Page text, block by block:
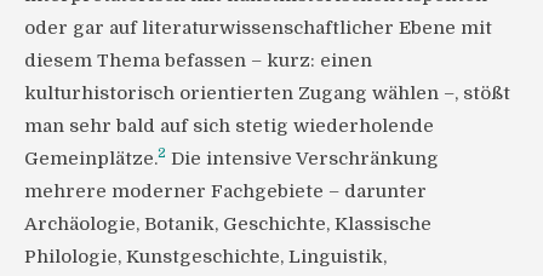
oder gar auf literaturwissenschaftlicher Ebene mit
diesem Thema befassen – kurz: einen
kulturhistorisch orientierten Zugang wählen –, stößt
man sehr bald auf sich stetig wiederholende
Gemeinplätze.2 Die intensive Verschränkung
mehrere moderner Fachgebiete – darunter
Archäologie, Botanik, Geschichte, Klassische
Philologie, Kunstgeschichte, Linguistik,